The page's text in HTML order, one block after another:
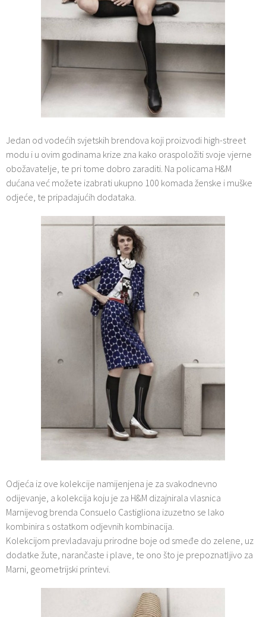
Jedan od vodećih svjetskih brendova koji proizvodi high-street
modu i u ovim godinama krize zna kako oraspoložiti svoje vjerne
obožavatelje, te pri tome dobro zaraditi. Na policama H&M
dućana već možete izabrati ukupno 100 komada ženske i muške
odjeće, te pripadajućih dodataka.
Odjeća iz ove kolekcije namijenjena je za svakodnevno
odijevanje, a kolekcija koju je za H&M dizajnirala vlasnica
Marnijevog brenda Consuelo Castigliona izuzetno se lako
kombinira s ostatkom odjevnih kombinacija.
Kolekcijom prevladavaju prirodne boje od smeđe do zelene, uz
dodatke žute, narančaste i plave, te ono što je prepoznatljivo za
Marni, geometrijski printevi.